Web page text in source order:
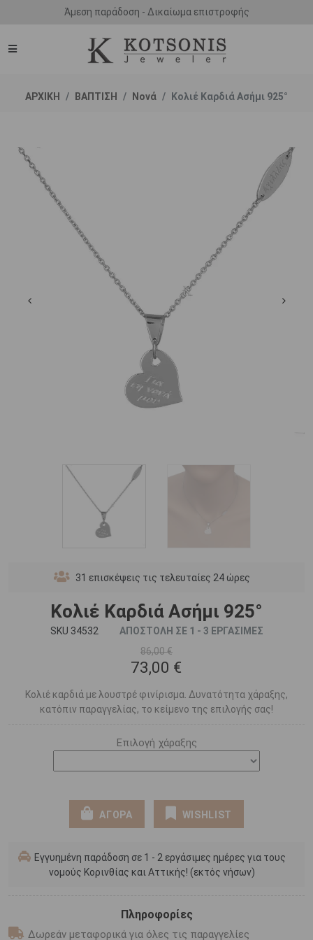
Άμεση παράδοση - Δικαίωμα επιστροφής
ΑΡΧΙΚΗ ΒΑΠΤΙΣΗ Νονά Κολιέ Καρδιά Ασήμι 925°
31 επισκέψεις τις τελευταίες 24 ώρες
Κολιέ Καρδιά Ασήμι 925°
SKU 34532
ΑΠΟΣΤΟΛΗ ΣΕ 1 - 3 ΕΡΓΑΣΙΜΕΣ
86,00 €
73,00 €
Κολιέ καρδιά με λουστρέ φινίρισμα. Δυνατότητα χάραξης,
κατόπιν παραγγελίας, το κείμενο της επιλογής σας!
Επιλογή χάραξης
ΑΓΟΡΑ WISHLIST
Εγγυημένη παράδοση σε 1 - 2 εργάσιμες ημέρες για τους
νομούς Κορινθίας και Αττικής! (εκτός νήσων)
Πληροφορίες
Δωρεάν μεταφορικά για όλες τις παραγγελίες